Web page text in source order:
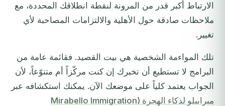
الارتباط أكبر قدر من المرونة لنقطة انطلاقك المحددة، مع
ملاحظات صادقة حول الأهلية والالتزامات المصاحبة لأي
تغيير.
تلك المواءمة الشخصية هي بيت القصيد. فقائمة عامة من
البرامج لا تستطيع أن تخبرك إن كنت مركّزاً أم متنوّعاً، لأن
الجواب يعتمد كلياً على موضعك الآن. يمكنك استكشافه عبر
ميرابيلو لذكاء الهجرة (Mirabello Immigration